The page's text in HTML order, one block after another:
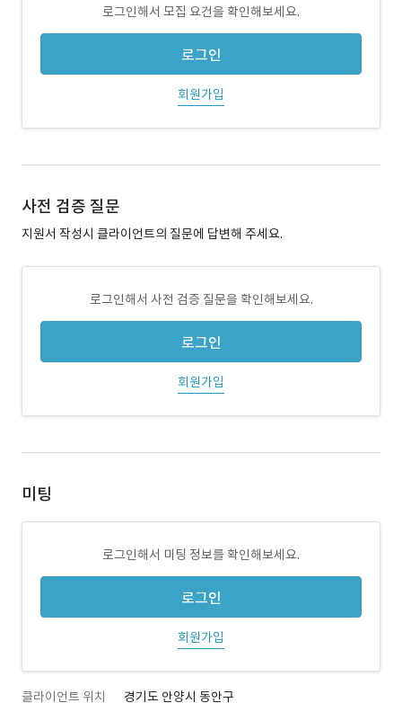
로그인해서 모집 요건을 확인해보세요.
로그인
회원가입
사전 검증 질문
지원서 작성시 클라이언트의 질문에 답변해 주세요.
로그인해서 사전 검증 질문을 확인해보세요.
로그인
회원가입
미팅
로그인해서 미팅 정보를 확인해보세요.
로그인
회원가입
클라이언트 위치 경기도 안양시 동안구